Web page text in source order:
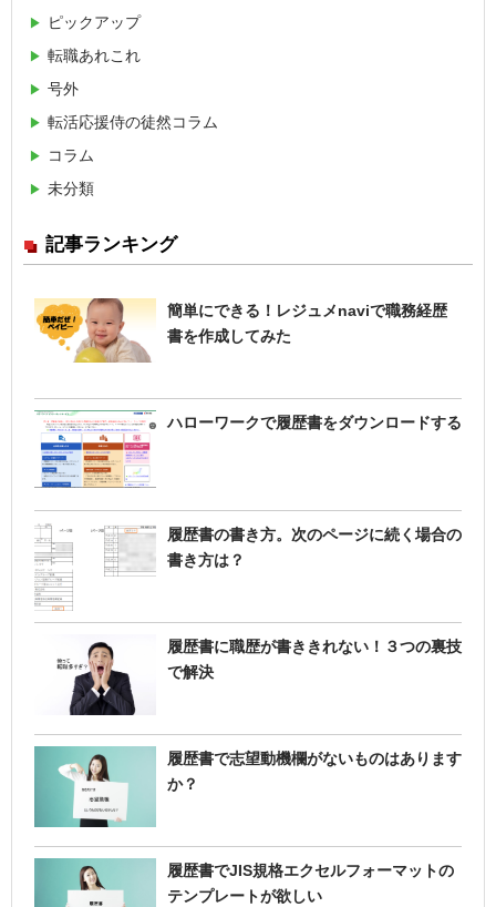
ピックアップ
転職あれこれ
号外
転活応援侍の徒然コラム
コラム
未分類
記事ランキング
簡単にできる！レジュメnaviで職務経歴
書を作成してみた
ハローワークで履歴書をダウンロードする
履歴書の書き方。次のページに続く場合の
書き方は？
履歴書に職歴が書ききれない！３つの裏技
で解決
履歴書で志望動機欄がないものはあります
か？
履歴書でJIS規格エクセルフォーマットの
テンプレートが欲しい